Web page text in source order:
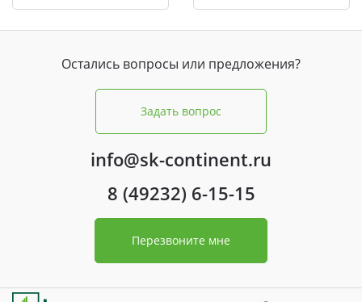
Остались вопросы или предложения?
Задать вопрос
info@sk-continent.ru
8 (49232) 6-15-15
Перезвоните мне